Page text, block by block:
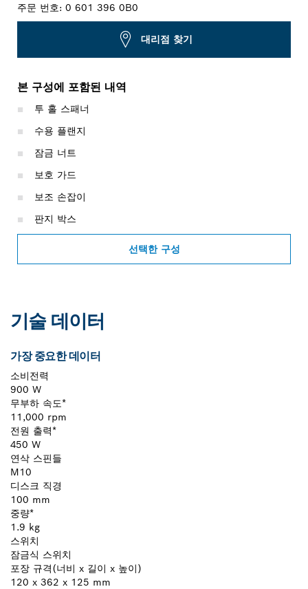
주문 번호: 0 601 396 0B0
대리점 찾기
본 구성에 포함된 내역
투 홀 스패너
수용 플랜지
잠금 너트
보호 가드
보조 손잡이
판지 박스
선택한 구성
기술 데이터
가장 중요한 데이터
소비전력
900 W
무부하 속도*
11,000 rpm
전원 출력*
450 W
연삭 스핀들
M10
디스크 직경
100 mm
중량*
1.9 kg
스위치
잠금식 스위치
포장 규격(너비 x 길이 x 높이)
120 x 362 x 125 mm